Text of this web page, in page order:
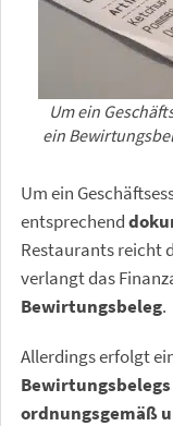
Um ein
ein
Um ein
entsprechend
Restaurants reicht
verlangt das
Bewirtungsbeleg.
Allerdings erfolgt
Bewirtungsbelegs
ordnungsgemäß